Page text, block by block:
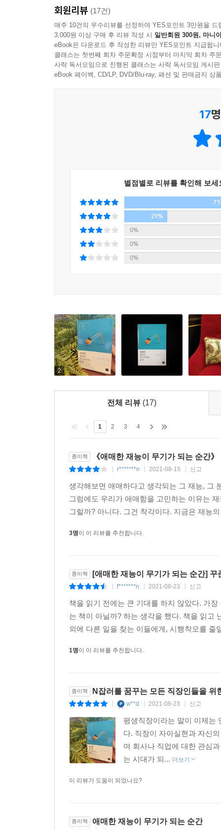
그닥 필요 없다. 애매하고 어설픈 재능이 빛을 발
없었던 속도로 거의 모든 것과의 연결이 가능하다
주민도 있다. 거리뷰를 이용하면 안방에 앉아 부
일어났다는 것이다. 노 젓는 이들은 몇 명뿐이고,
내세울 스펙, 배경, 재능 하나 없는데…
- 평범한 대학생이 개인여행을 한다니 대기업이
- 갑자기 삼성전자 부회장, 부산시장 등 유명인사
- 대학 시절 C+ 받았던 과제로 군 복무 중 특허 출
무엇보다 내 애매한 재능을 ‘사람들이 궁금해할
사람들이 반응하고 궁금해하는 상품 또는 콘텐
과정에 대한 내용이다. 이것이 핵심이다. 중요한
이해할 수 있는 애매함이야말로 호기심을 탄생시
이 책은 하고 싶은 일이 있어도 재능이 부족하다
살아가지만 불확실한 미래 때문에 밤잠을 설치
회원리뷰 (17건)
매주 10건의 우수리뷰를 선정하여 YES포인트 3만원을 드
3,000원 이상 구매 후 리뷰 작성 시 일반회원 300원, 마니
eBook은 다운로드 후 작성한 리뷰만 YES포인트 지급됩니
클래스는 첫번째 회차 주문확정 시점부터 마지막 회차 주
사락 독서모임으로 진행된 클래스는 사락 독서모임 게시
eBook 페이백, CD/LP, DVD/Blu-ray, 패션 및 판매금지 상
17
별점별로 리뷰를 확인해 보세
29%
0%
0%
0%
2
전체 리뷰 (17)
1 2 3 4
종이책 《애매한 재능이 무기가 되는 순간
r*******n 2021-08-15 신고
생각해보면 애매하다고 생각되는 그 재능, 그
그럼에도 우리가 애매함을 고민하는 이유는
그럴까? 아니다. 그건 착각이다. 지금은 재능
3명이 이 리뷰를 추천합니다.
종이책 [애매한 재능이 무기가 되는 순간]
f*******n 2021-08-23 신고
책을 읽기 전에는 큰 기대를 하지 않았다. 가
는 책이 아닐까? 하는 생각을 했다. 책을 읽고
외에 다른 일을 찾는 이들에게, 시행착오를
1명이 이 리뷰를 추천합니다.
종이책 N잡러를 꿈꾸는 모든 직장인들을 위
w**d 2021-08-23 신고
평생직장이라는 말이 이제는
다. 직장이 자아실현과 자신
며 회사나 직업에 대한 관심
는 시대가 되... 더보기
이 리뷰가 도움이 되었나요?
종이책 애매한 재능이 무기가 되는 순간